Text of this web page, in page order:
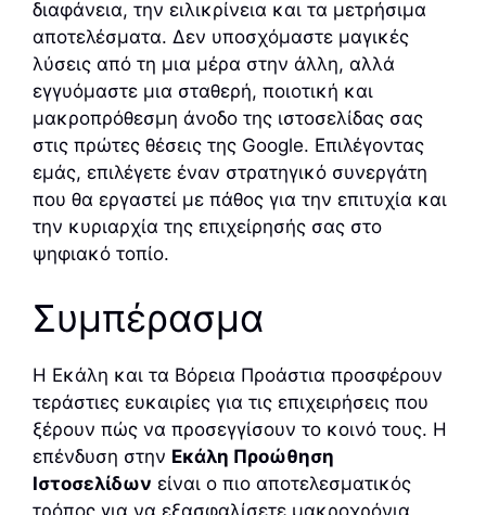
διαφάνεια, την ειλικρίνεια και τα μετρήσιμα
αποτελέσματα. Δεν υποσχόμαστε μαγικές
λύσεις από τη μια μέρα στην άλλη, αλλά
εγγυόμαστε μια σταθερή, ποιοτική και
μακροπρόθεσμη άνοδο της ιστοσελίδας σας
στις πρώτες θέσεις της Google. Επιλέγοντας
εμάς, επιλέγετε έναν στρατηγικό συνεργάτη
που θα εργαστεί με πάθος για την επιτυχία και
την κυριαρχία της επιχείρησής σας στο
ψηφιακό τοπίο.
Συμπέρασμα
Η Εκάλη και τα Βόρεια Προάστια προσφέρουν
τεράστιες ευκαιρίες για τις επιχειρήσεις που
ξέρουν πώς να προσεγγίσουν το κοινό τους. Η
επένδυση στην Εκάλη Προώθηση
Ιστοσελίδων είναι ο πιο αποτελεσματικός